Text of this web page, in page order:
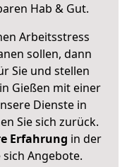
Hab & Gut.
Arbeitsstress
sollen, dann
Sie und stellen
in Gießen mit einer
Dienste in
Sie sich zurück.
Erfahrung in der
Angebote.